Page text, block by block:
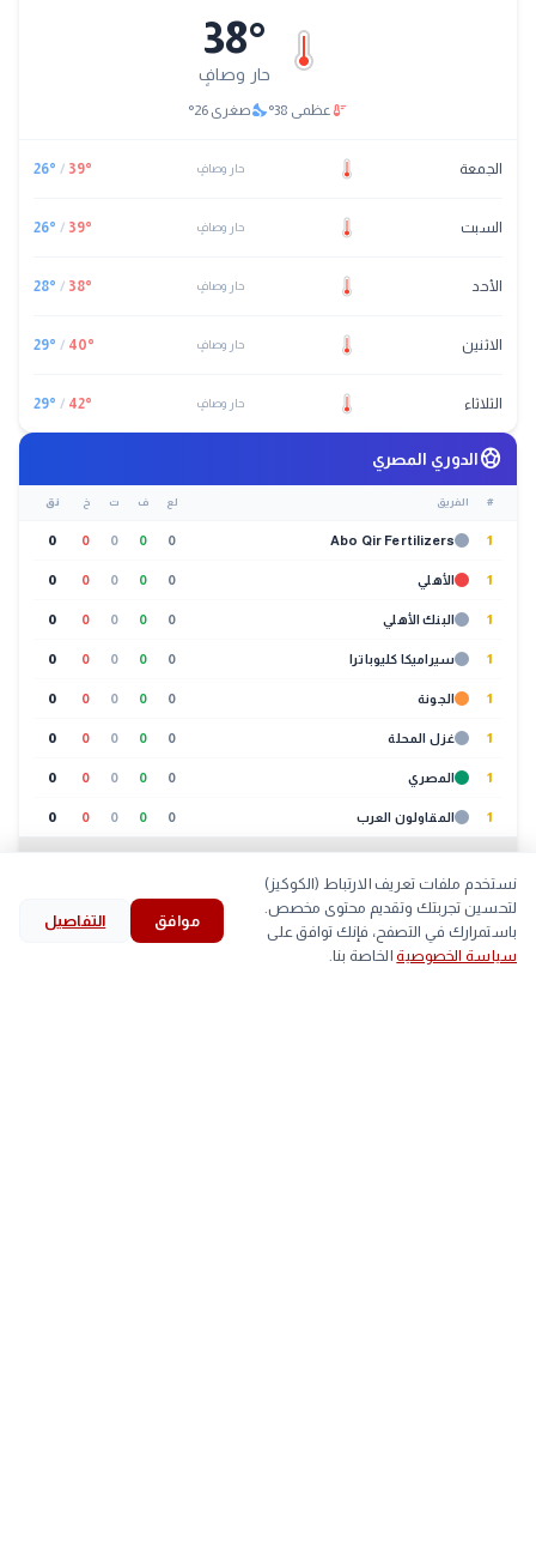
38°
حار وصافٍ
thermostatعظمى 38
°
nights_stayصغرى 26
°
الجمعة حار وصافٍ 39°
/
26°
السبت حار وصافٍ 39°
/
26°
الأحد حار وصافٍ 38°
/
28°
الاثنين حار وصافٍ 40°
/
29°
الثلاثاء حار وصافٍ 42°
/
29°
sports_soccerالدوري المصري
# الفريق لع ف ت خ نق
1
Abo Qir Fertilizers
0
0
0
0
0
1 الأهلي 0
0
0
0
0
1 البنك الأهلي 0
0
0
0
0
1 سيراميكا كليوباترا 0
0
0
0
0
1 الجونة 0
0
0
0
0
1 غزل المحلة 0
0
0
0
0
1 المصري 0
0
0
0
0
1 المقاولون العرب 0
0
0
0
0
عرض الكل (20 فريق)
🐔بورصة الدواجن
لحوم بيض
home
الرئيسية
explore
استكشف
history
bookmark
search
نستخدم ملفات تعريف الارتباط (الكوكيز)
لتحسين تجربتك وتقديم محتوى مخصص.
باستمرارك في التصفح، فإنك توافق على
سياسة الخصوصية الخاصة بنا.
موافق التفاصيل